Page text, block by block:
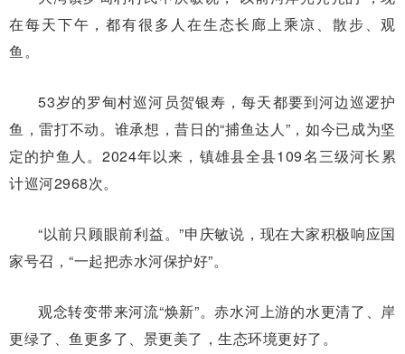
在每天下午，都有很多人在生态长廊上乘凉、散步、观
鱼。
53岁的罗甸村巡河员贺银寿，每天都要到河边巡逻护
鱼，雷打不动。谁承想，昔日的“捕鱼达人”，如今已成为坚
定的护鱼人。2024年以来，镇雄县全县109名三级河长累
计巡河2968次。
“以前只顾眼前利益。”申庆敏说，现在大家积极响应国
家号召，“一起把赤水河保护好”。
观念转变带来河流“焕新”。赤水河上游的水更清了、岸
更绿了、鱼更多了、景更美了，生态环境更好了。